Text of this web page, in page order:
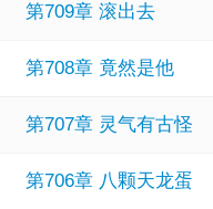
第709章 滚出去
第708章 竟然是他
第707章 灵气有古怪
第706章 八颗天龙蛋